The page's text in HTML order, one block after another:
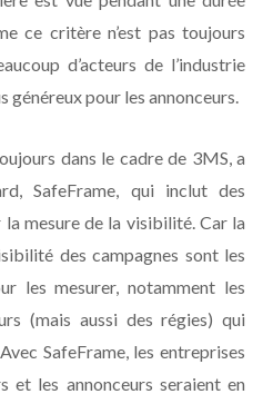
ce critère n’est pas toujours
d’acteurs de l’industrie
généreux pour les annonceurs.
dans le cadre de 3MS, a
SafeFrame, qui inclut des
mesure de la visibilité. Car la
des campagnes sont les
les mesurer, notamment les
(mais aussi des régies) qui
SafeFrame, les entreprises
et les annonceurs seraient en